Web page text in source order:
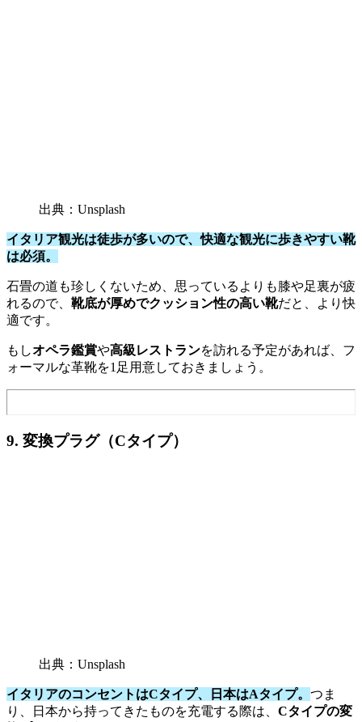
出典：Unsplash
イタリア観光は徒歩が多いので、快適な観光に歩きやすい靴
は必須。
石畳の道も珍しくないため、思っているよりも膝や足裏が疲
れるので、 靴底が厚めでクッション性の高い靴だと、より快
適です。
もしオペラ鑑賞や高級レストランを訪れる予定があれば、フ
ォーマルな革靴を1足用意しておきましょう。
9. 変換プラグ（Cタイプ）
出典：Unsplash
イタリアのコンセントはCタイプ、日本はAタイプ。 つま
り、日本から持ってきたものを充電する際は、 Cタイプの変